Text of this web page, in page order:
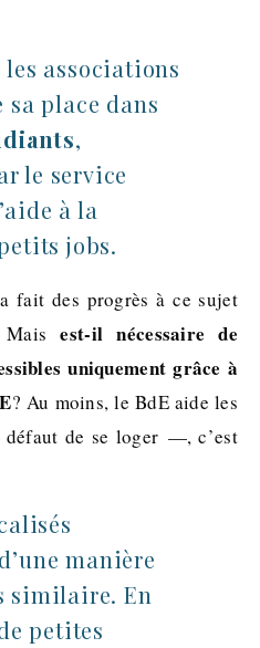
les associations
place dans
,
le service
à la
jobs.
fait des progrès à ce sujet
Maisest-il nécessaire de
uniquement grâce à
? Au moins, le BdE aide les
de se loger —, c’est
manière
similaire. En
petites